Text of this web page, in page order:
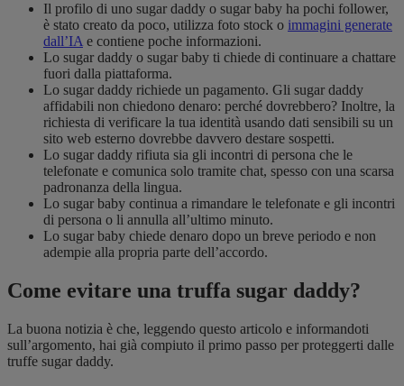
Il profilo di uno sugar daddy o sugar baby ha pochi follower,
è stato creato da poco, utilizza foto stock o immagini generate
dall’IA e contiene poche informazioni.
Lo sugar daddy o sugar baby ti chiede di continuare a chattare
fuori dalla piattaforma.
Lo sugar daddy richiede un pagamento. Gli sugar daddy
affidabili non chiedono denaro: perché dovrebbero? Inoltre, la
richiesta di verificare la tua identità usando dati sensibili su un
sito web esterno dovrebbe davvero destare sospetti.
Lo sugar daddy rifiuta sia gli incontri di persona che le
telefonate e comunica solo tramite chat, spesso con una scarsa
padronanza della lingua.
Lo sugar baby continua a rimandare le telefonate e gli incontri
di persona o li annulla all’ultimo minuto.
Lo sugar baby chiede denaro dopo un breve periodo e non
adempie alla propria parte dell’accordo.
Come evitare una truffa sugar daddy?
La buona notizia è che, leggendo questo articolo e informandoti
sull’argomento, hai già compiuto il primo passo per proteggerti dalle
truffe sugar daddy.